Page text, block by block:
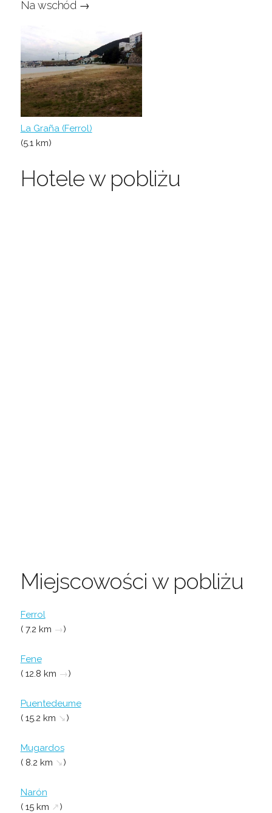
Na wschód →
La Graña (Ferrol)
(5.1 km)
Hotele w pobliżu
Miejscowości w pobliżu
Ferrol
( 7.2 km →)
Fene
( 12.8 km →)
Puentedeume
( 15.2 km ↘)
Mugardos
( 8.2 km ↘)
Narón
( 15 km ↗)